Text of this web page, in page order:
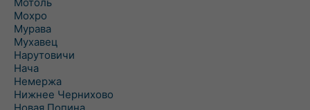
Мохро
Мурава
Мухавец
Нарутовичи
Нача
Немержа
Нижнее Чернихово